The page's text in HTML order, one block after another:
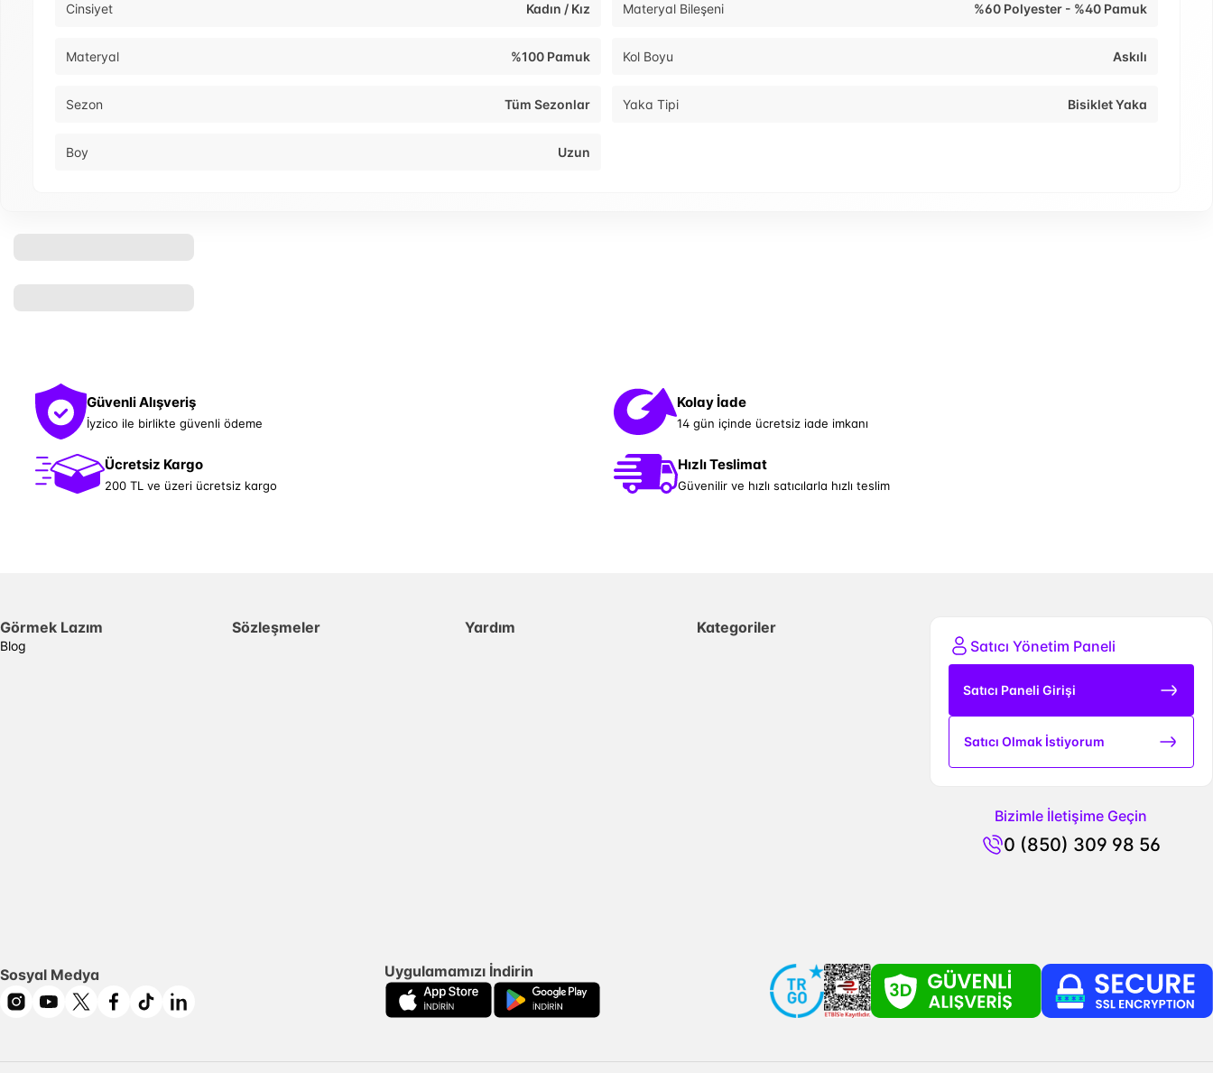
Cinsiyet Kadın / Kız Materyal Bileşeni %60 Polyester - %40 Pamuk
Materyal %100 Pamuk Kol Boyu Askılı
Sezon Tüm Sezonlar Yaka Tipi Bisiklet Yaka
Boy Uzun
Güvenli Alışveriş
İyzico ile birlikte güvenli ödeme
Kolay İade
14 gün içinde ücretsiz iade imkanı
Ücretsiz Kargo
200 TL ve üzeri ücretsiz kargo
Hızlı Teslimat
Güvenilir ve hızlı satıcılarla hızlı teslim
Görmek Lazım
Blog
Sözleşmeler Yardım
Kategoriler
Satıcı Yönetim Paneli
Satıcı Paneli Girişi
Satıcı Olmak İstiyorum
Bizimle İletişime Geçin
0 (850) 309 98 56
Sosyal Medya Uygulamamızı İndirin